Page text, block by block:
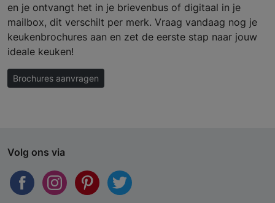
en je ontvangt het in je brievenbus of digitaal in je
mailbox, dit verschilt per merk. Vraag vandaag nog je
keukenbrochures aan en zet de eerste stap naar jouw
ideale keuken!
Brochures aanvragen
Volg ons via